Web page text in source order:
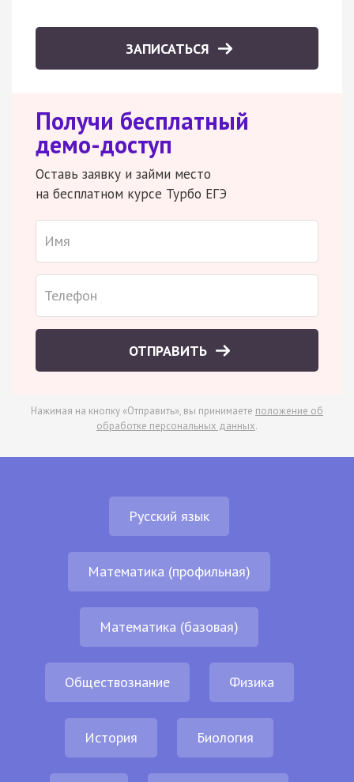
ЗАПИСАТЬСЯ
Получи бесплатный
демо-доступ
Оставь заявку и займи место
на бесплатном курсе Турбо ЕГЭ
ОТПРАВИТЬ
Нажимая на кнопку «Отправить», вы принимаете положение об
обработке персональных данных.
Русский язык
Математика (профильная)
Математика (базовая)
Обществознание Физика
История Биология